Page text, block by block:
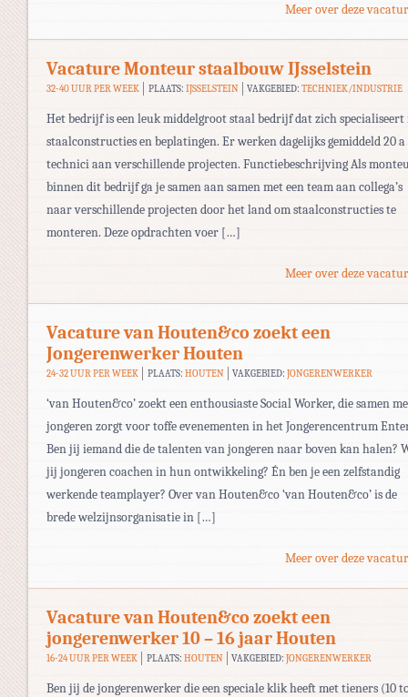
Meer over deze
Vacature Monteur staalbouw IJsselstein
32-40 UUR PER WEEK PLAATS: IJSSELSTEIN VAKGEBIED:TECHNIEK/INDUSTRIE
Het bedrijf is een leuk middelgroot staal bedrijf dat zich specialiseert
staalconstructies en beplatingen. Er werken dagelijks gemiddeld 20 a
technici aan verschillende projecten. Functiebeschrijving Als
binnen dit bedrijf ga je samen aan samen met een team aan collega’s
naar verschillende projecten door het land om staalconstructies te
monteren. Deze opdrachten voer […]
Meer over deze
Vacature van Houten&co zoekt een
Jongerenwerker Houten
24-32 UUR PER WEEK PLAATS: HOUTEN VAKGEBIED:JONGERENWERKER
‘van Houten&co’ zoekt een enthousiaste Social Worker, die samen
jongeren zorgt voor toffe evenementen in het Jongerencentrum
Ben jij iemand die de talenten van jongeren naar boven kan halen?
jij jongeren coachen in hun ontwikkeling? Én ben je een zelfstandig
werkende teamplayer? Over van Houten&co ‘van Houten&co’ is de
brede welzijnsorganisatie in […]
Meer over deze
Vacature van Houten&co zoekt een
jongerenwerker 10 – 16 jaar Houten
16-24 UUR PER WEEK PLAATS: HOUTEN VAKGEBIED:JONGERENWERKER
Ben jij de jongerenwerker die een speciale klik heeft met tieners (10